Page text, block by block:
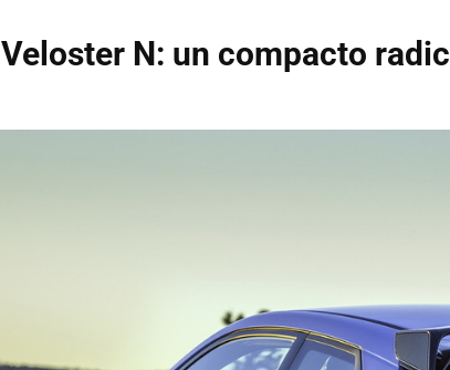
Veloster N: un compacto